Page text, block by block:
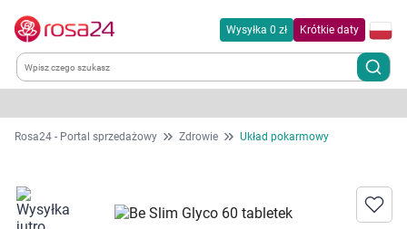
Wysyłka 0 zł Krótkie daty
Kategorie
Dla zwierząt
Rosa24 - Portal sprzedażowy Zdrowie Układ pokarmowy